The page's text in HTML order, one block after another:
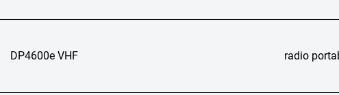
DP4600e VHF radio